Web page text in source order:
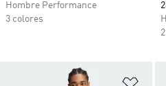
Hombre Performance
3 colores